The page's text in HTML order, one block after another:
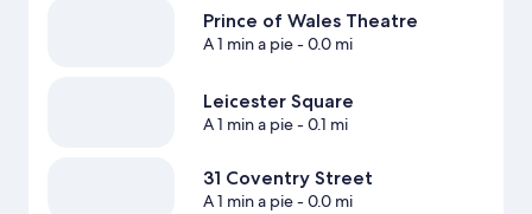
Prince of Wales Theatre
A 1 min a pie- 0.0 mi
Leicester Square
A 1 min a pie- 0.1 mi
31 Coventry Street
A 1 min a pie- 0.0 mi